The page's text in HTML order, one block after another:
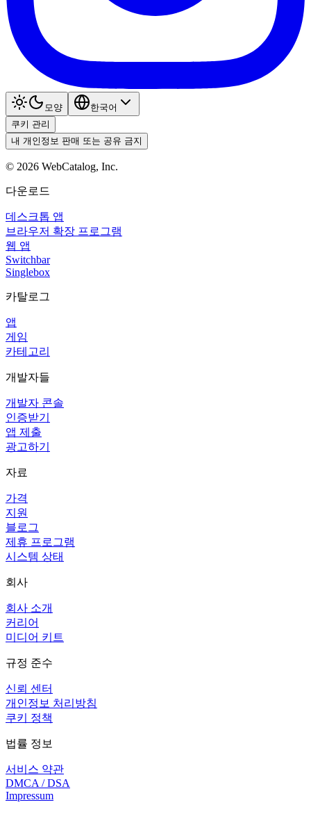
모양
한국어
쿠키 관리
내 개인정보 판매 또는 공유 금지
© 2026 WebCatalog, Inc.
다운로드
데스크톱 앱
브라우저 확장 프로그램
웹 앱
Switchbar
Singlebox
카탈로그
앱
게임
카테고리
개발자들
개발자 콘솔
인증받기
앱 제출
광고하기
자료
가격
지원
블로그
제휴 프로그램
시스템 상태
회사
회사 소개
커리어
미디어 키트
규정 준수
신뢰 센터
개인정보 처리방침
쿠키 정책
법률 정보
서비스 약관
DMCA / DSA
Impressum